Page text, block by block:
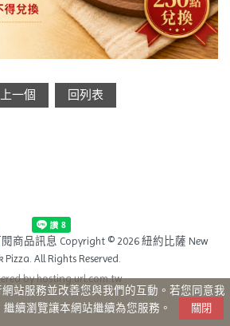
上一個 回列表
商品訊息 Copyright © 2026 紐約比薩 New
Pizza. All Rights Reserved.
by hosting.url.com.tw
網站服務並改善您與我們的互動。若您同意我
繼續瀏覽讓本網站繼續為您服務。